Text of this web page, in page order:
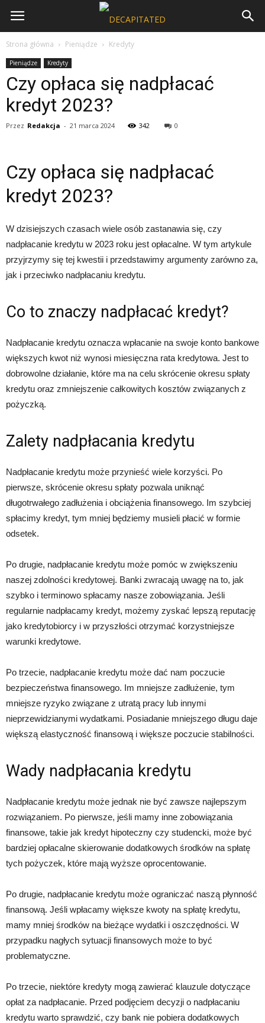
Strona główna Pieniądze Kredyty
Pieniądze Kredyty
Czy opłaca się nadpłacać
kredyt 2023?
Przez Redakcja - 21 marca 2024 342 0
Czy opłaca się nadpłacać
kredyt 2023?
W dzisiejszych czasach wiele osób zastanawia się, czy
nadpłacanie kredytu w 2023 roku jest opłacalne. W tym artykule
przyjrzymy się tej kwestii i przedstawimy argumenty zarówno za,
jak i przeciwko nadpłacaniu kredytu.
Co to znaczy nadpłacać kredyt?
Nadpłacanie kredytu oznacza wpłacanie na swoje konto bankowe
większych kwot niż wynosi miesięczna rata kredytowa. Jest to
dobrowolne działanie, które ma na celu skrócenie okresu spłaty
kredytu oraz zmniejszenie całkowitych kosztów związanych z
pożyczką.
Zalety nadpłacania kredytu
Nadpłacanie kredytu może przynieść wiele korzyści. Po
pierwsze, skrócenie okresu spłaty pozwala uniknąć
długotrwałego zadłużenia i obciążenia finansowego. Im szybciej
spłacimy kredyt, tym mniej będziemy musieli płacić w formie
odsetek.
Po drugie, nadpłacanie kredytu może pomóc w zwiększeniu
naszej zdolności kredytowej. Banki zwracają uwagę na to, jak
szybko i terminowo spłacamy nasze zobowiązania. Jeśli
regularnie nadpłacamy kredyt, możemy zyskać lepszą reputację
jako kredytobiorcy i w przyszłości otrzymać korzystniejsze
warunki kredytowe.
Po trzecie, nadpłacanie kredytu może dać nam poczucie
bezpieczeństwa finansowego. Im mniejsze zadłużenie, tym
mniejsze ryzyko związane z utratą pracy lub innymi
nieprzewidzianymi wydatkami. Posiadanie mniejszego długu daje
większą elastyczność finansową i większe poczucie stabilności.
Wady nadpłacania kredytu
Nadpłacanie kredytu może jednak nie być zawsze najlepszym
rozwiązaniem. Po pierwsze, jeśli mamy inne zobowiązania
finansowe, takie jak kredyt hipoteczny czy studencki, może być
bardziej opłacalne skierowanie dodatkowych środków na spłatę
tych pożyczek, które mają wyższe oprocentowanie.
Po drugie, nadpłacanie kredytu może ograniczać naszą płynność
finansową. Jeśli wpłacamy większe kwoty na spłatę kredytu,
mamy mniej środków na bieżące wydatki i oszczędności. W
przypadku nagłych sytuacji finansowych może to być
problematyczne.
Po trzecie, niektóre kredyty mogą zawierać klauzule dotyczące
opłat za nadpłacanie. Przed podjęciem decyzji o nadpłacaniu
kredytu warto sprawdzić, czy bank nie pobiera dodatkowych